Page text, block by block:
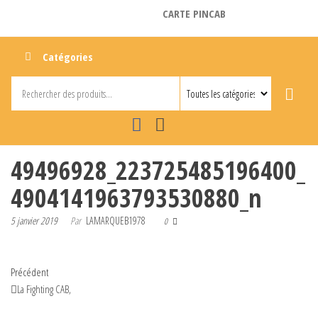
CARTE PINCAB
Catégories
49496928_223725485196400_
4904141963793530880_n
5 janvier 2019 Par LAMARQUEB1978 0
Navigation
de
Article
précédent
Précédent
La Fighting CAB,